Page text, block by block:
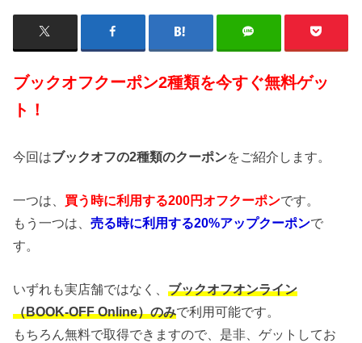
ブックオフクーポン2種類を今すぐ無料ゲッ
ト！
今回はブックオフの2種類のクーポンをご紹介します。
一つは、 買う時に利用する200円オフクーポンです。
もう一つは、売る時に利用する20%アップクーポンで
す。
いずれも実店舗ではなく、ブックオフオンライン
（BOOK-OFF Online）のみで利用可能です。
もちろん無料で取得できますので、是非、ゲットしてお